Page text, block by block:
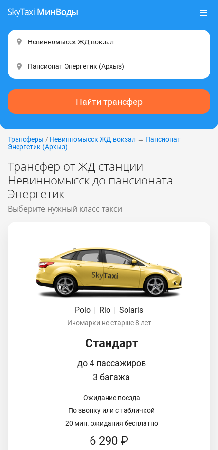
Найти трансфер
Трансферы / Невинномысск ЖД вокзал → Пансионат
Энергетик (Apxыз)
Трансфер от ЖД станции
Невинномысск до пансионата
Энергетик
Выберите нужный класс такси
Polo | Rio | Solaris
Иномарки не старше 8 лет
Стандарт
до 4 пассажиров
3 багажа
Ожидание поезда
По звонку или с табличкой
20 мин. ожидания бесплатно
6 290 ₽